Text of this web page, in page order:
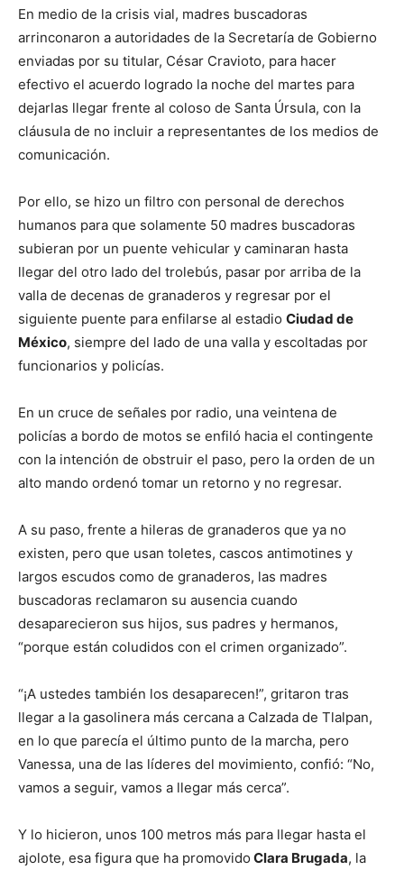
En medio de la crisis vial, madres buscadoras
arrinconaron a autoridades de la Secretaría de Gobierno
enviadas por su titular, César Cravioto, para hacer
efectivo el acuerdo logrado la noche del martes para
dejarlas llegar frente al coloso de Santa Úrsula, con la
cláusula de no incluir a representantes de los medios de
comunicación.
Por ello, se hizo un filtro con personal de derechos
humanos para que solamente 50 madres buscadoras
subieran por un puente vehicular y caminaran hasta
llegar del otro lado del trolebús, pasar por arriba de la
valla de decenas de granaderos y regresar por el
siguiente puente para enfilarse al estadio Ciudad de
México, siempre del lado de una valla y escoltadas por
funcionarios y policías.
En un cruce de señales por radio, una veintena de
policías a bordo de motos se enfiló hacia el contingente
con la intención de obstruir el paso, pero la orden de un
alto mando ordenó tomar un retorno y no regresar.
A su paso, frente a hileras de granaderos que ya no
existen, pero que usan toletes, cascos antimotines y
largos escudos como de granaderos, las madres
buscadoras reclamaron su ausencia cuando
desaparecieron sus hijos, sus padres y hermanos,
“porque están coludidos con el crimen organizado”.
“¡A ustedes también los desaparecen!”, gritaron tras
llegar a la gasolinera más cercana a Calzada de Tlalpan,
en lo que parecía el último punto de la marcha, pero
Vanessa, una de las líderes del movimiento, confió: “No,
vamos a seguir, vamos a llegar más cerca”.
Y lo hicieron, unos 100 metros más para llegar hasta el
ajolote, esa figura que ha promovido Clara Brugada, la